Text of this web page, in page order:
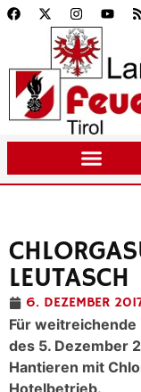
LEUTASCH
6. DEZEMBER
Für weitreichende
des 5. Dezember
Hantieren mit
Hotelbetrieb.